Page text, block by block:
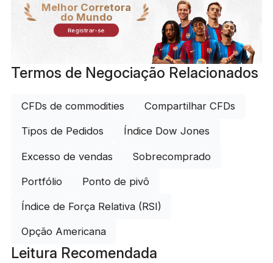
Melhor Corretora
do Mundo
Registrar-se
Termos de Negociação Relacionados
CFDs de commodities Compartilhar CFDs
Tipos de Pedidos Índice Dow Jones
Excesso de vendas Sobrecomprado
Portfólio Ponto de pivô
Índice de Força Relativa (RSI)
Opção Americana
Leitura Recomendada